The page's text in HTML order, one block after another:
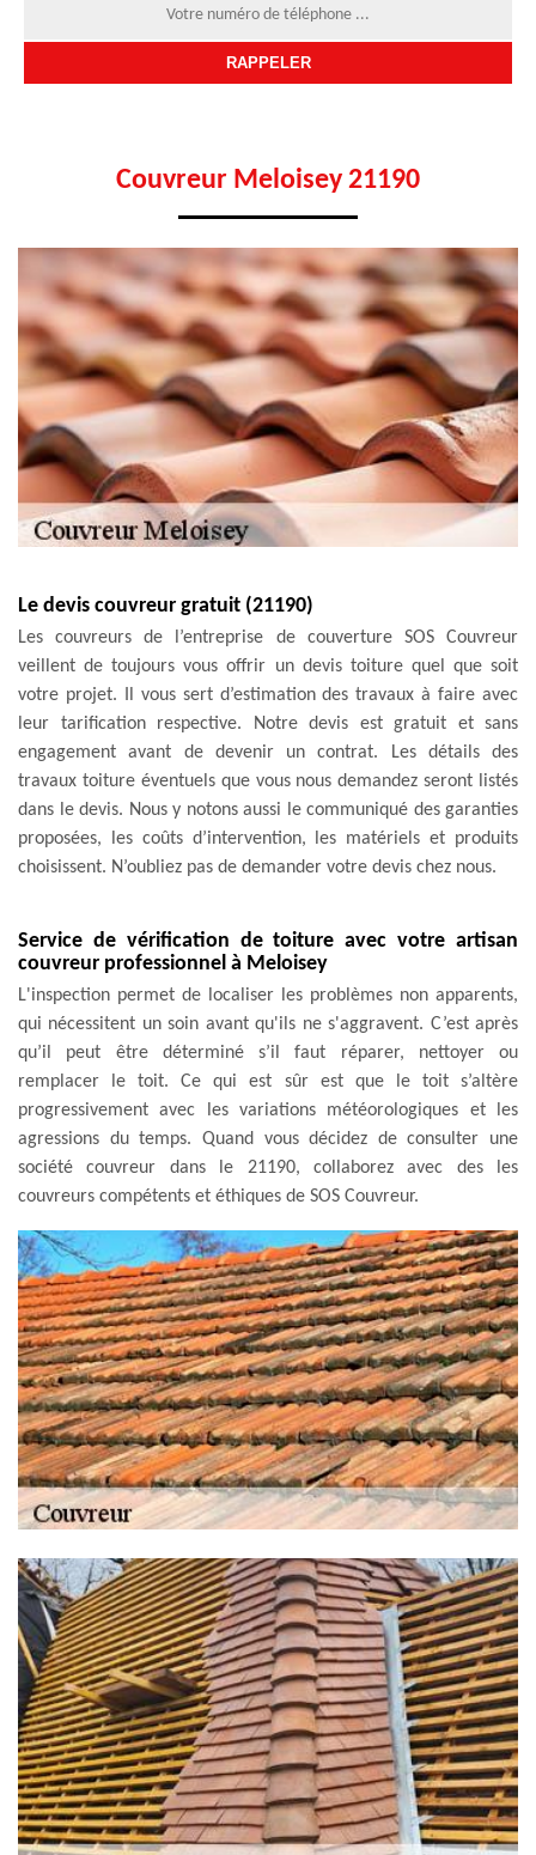
Couvreur Meloisey 21190
Le devis couvreur gratuit (21190)
Les couvreurs de l’entreprise de couverture SOS Couvreur
veillent de toujours vous offrir un devis toiture quel que soit
votre projet. Il vous sert d’estimation des travaux à faire avec
leur tarification respective. Notre devis est gratuit et sans
engagement avant de devenir un contrat. Les détails des
travaux toiture éventuels que vous nous demandez seront listés
dans le devis. Nous y notons aussi le communiqué des garanties
proposées, les coûts d’intervention, les matériels et produits
choisissent. N’oubliez pas de demander votre devis chez nous.
Service de vérification de toiture avec votre artisan
couvreur professionnel à Meloisey
L'inspection permet de localiser les problèmes non apparents,
qui nécessitent un soin avant qu'ils ne s'aggravent. C’est après
qu’il peut être déterminé s’il faut réparer, nettoyer ou
remplacer le toit. Ce qui est sûr est que le toit s’altère
progressivement avec les variations météorologiques et les
agressions du temps. Quand vous décidez de consulter une
société couvreur dans le 21190, collaborez avec des les
couvreurs compétents et éthiques de SOS Couvreur.